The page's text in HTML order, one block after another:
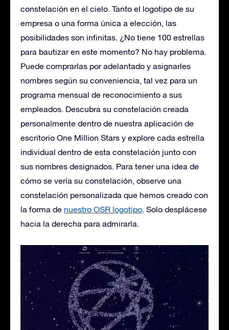
constelación en el cielo. Tanto el logotipo de su
empresa o una forma única a elección, las
posibilidades son infinitas. ¿No tiene 100 estrellas
para bautizar en este momento? No hay problema.
Puede comprarlas por adelantado y asignarles
nombres según su conveniencia, tal vez para un
programa mensual de reconocimiento a sus
empleados. Descubra su constelación creada
personalmente dentro de nuestra aplicación de
escritorio One Million Stars y explore cada estrella
individual dentro de esta constelación junto con
sus nombres designados. Para tener una idea de
cómo se vería su constelación, observe una
constelación personalizada que hemos creado con
la forma de nuestro OSR logotipo. Solo desplácese
hacia la derecha para admirarla.